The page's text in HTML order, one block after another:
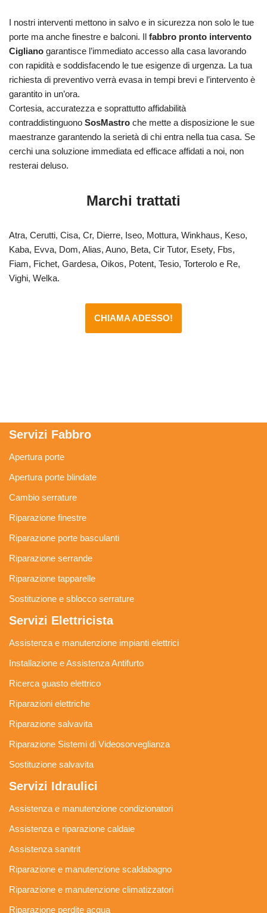
I nostri interventi mettono in salvo e in sicurezza non solo le tue
porte ma anche finestre e balconi. Il fabbro pronto intervento
Cigliano garantisce l’immediato accesso alla casa lavorando
con rapidità e soddisfacendo le tue esigenze di urgenza. La tua
richiesta di preventivo verrà evasa in tempi brevi e l’intervento è
garantito in un’ora.
Cortesia, accuratezza e soprattutto affidabilità
contraddistinguono SosMastro che mette a disposizione le sue
maestranze garantendo la serietà di chi entra nella tua casa. Se
cerchi una soluzione immediata ed efficace affidati a noi, non
resterai deluso.
Marchi trattati
Atra, Cerutti, Cisa, Cr, Dierre, Iseo, Mottura, Winkhaus, Keso,
Kaba, Evva, Dom, Alias, Auno, Beta, Cir Tutor, Esety, Fbs,
Fiam, Fichet, Gardesa, Oikos, Potent, Tesio, Torterolo e Re,
Vighi, Welka.
CHIAMA ADESSO!
Servizi Fabbro
Apertura porte
Apertura porte blindate
Cambio serrature
Riparazione finestre
Riparazione porte basculanti
Riparazione serrande
Riparazione tapparelle
Sostituzione e sblocco serrature
Servizi Elettricista
Assistenza e manutenzione impianti elettrici
Installazione e Assistenza Antifurto
Ricerca guasto elettrico
Riparazioni elettriche
Riparazione salvavita
Riparazione Sistemi di Videosorveglianza
Sostituzione salvavita
Servizi Idraulici
Assistenza e manutenzione condizionatori
Assistenza e riparazione caldaie
Assistenza sanitrit
Riparazione e manutenzione scaldabagno
Riparazione e manutenzione climatizzatori
Riparazione perdite acqua